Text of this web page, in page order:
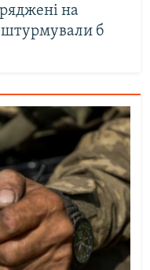
на
б